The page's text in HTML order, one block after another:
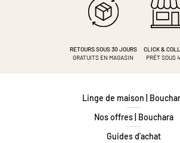
RETOURS SOUS 30 JOURS
GRATUITS EN MAGASIN
CLICK &
PRÊT SOUS
Linge de maison |
Nos offres | Bouchara
Guides d'achat